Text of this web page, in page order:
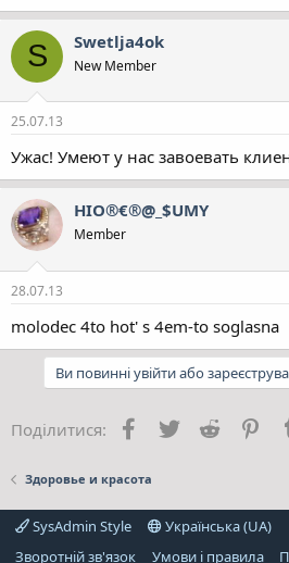
S Swetlja4ok
New Member
25.07.13
Ужас! Умеют у нас завоевать
HIO®€®@_$UMY
Member
28.07.13
molodec 4to hot' s 4em-to soglasna
Ви повинні увійти або
Поділитися: Facebook
Twitter Reddit
Здоровье и красота
SysAdmin Style
Українська (UA)
Зворотній зв'язок
Умови і правила